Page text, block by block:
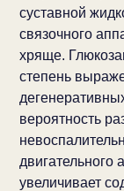
суставной
связочного
хряще.
степень
вероятность
двигательного
увеличивает